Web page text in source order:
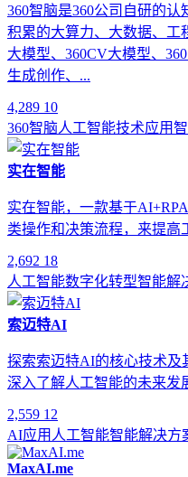
360智脑是360公司自研的
积累的大算力、大数据、工
大模型、360CV大模型、
生成创作、...
4,289 10
360智脑人工智能技术应用
实在智能
实在智能，一款基于
类操作和决策流程，来提高
2,692 18
人工智能数字化转型智能解
索迈特AI
探索索迈特AI的核心技术及
深入了解人工智能的未来发
2,559 12
AI应用 人工智能智能解决方
MaxAI.me